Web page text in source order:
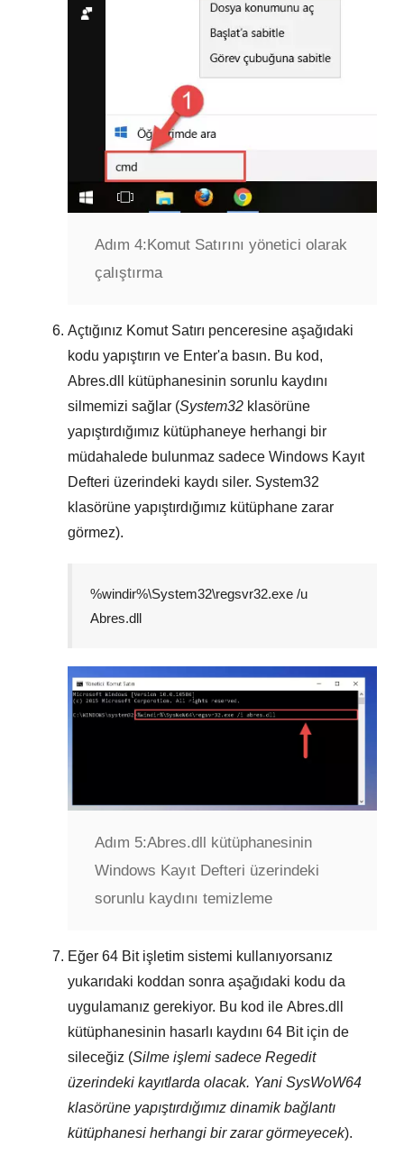
Adım 4: Komut Satırını yönetici olarak
çalıştırma
Açtığınız Komut Satırı penceresine aşağıdaki
kodu yapıştırın ve Enter'a basın. Bu kod,
Abres.dll
kütüphanesinin sorunlu kaydını
silmemizi sağlar (System32 klasörüne
yapıştırdığımız kütüphaneye herhangi bir
müdahalede bulunmaz sadece Windows Kayıt
Defteri üzerindeki kaydı siler. System32
klasörüne yapıştırdığımız kütüphane zarar
görmez).
%windir%\System32\regsvr32.exe /u
Abres.dll
Adım 5:Abres.dll kütüphanesinin
Windows Kayıt Defteri üzerindeki
sorunlu kaydını temizleme
Eğer 64 Bitişletim sistemi kullanıyorsanız
yukarıdaki koddan sonra aşağıdaki kodu da
uygulamanız gerekiyor. Bu kod ile Abres.dll
kütüphanesinin hasarlı kaydını 64 Bitiçin de
sileceğiz (Silme işlemi sadece Regedit
üzerindeki kayıtlarda olacak. Yani SysWoW64
klasörüne yapıştırdığımız dinamik bağlantı
kütüphanesi herhangi bir zarar görmeyecek).